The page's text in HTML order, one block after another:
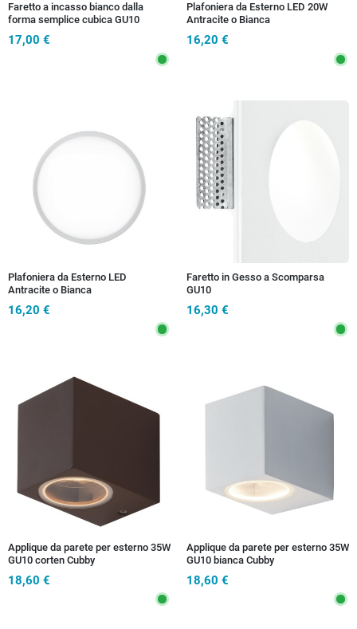
Faretto a incasso bianco dalla
forma semplice cubica GU10
17,00 €
Plafoniera da Esterno LED 20W
Antracite o Bianca
16,20 €
Plafoniera da Esterno LED
Antracite o Bianca
16,20 €
Faretto in Gesso a Scomparsa
GU10
16,30 €
Applique da parete per esterno 35W
GU10 corten Cubby
18,60 €
Applique da parete per esterno 35W
GU10 bianca Cubby
18,60 €